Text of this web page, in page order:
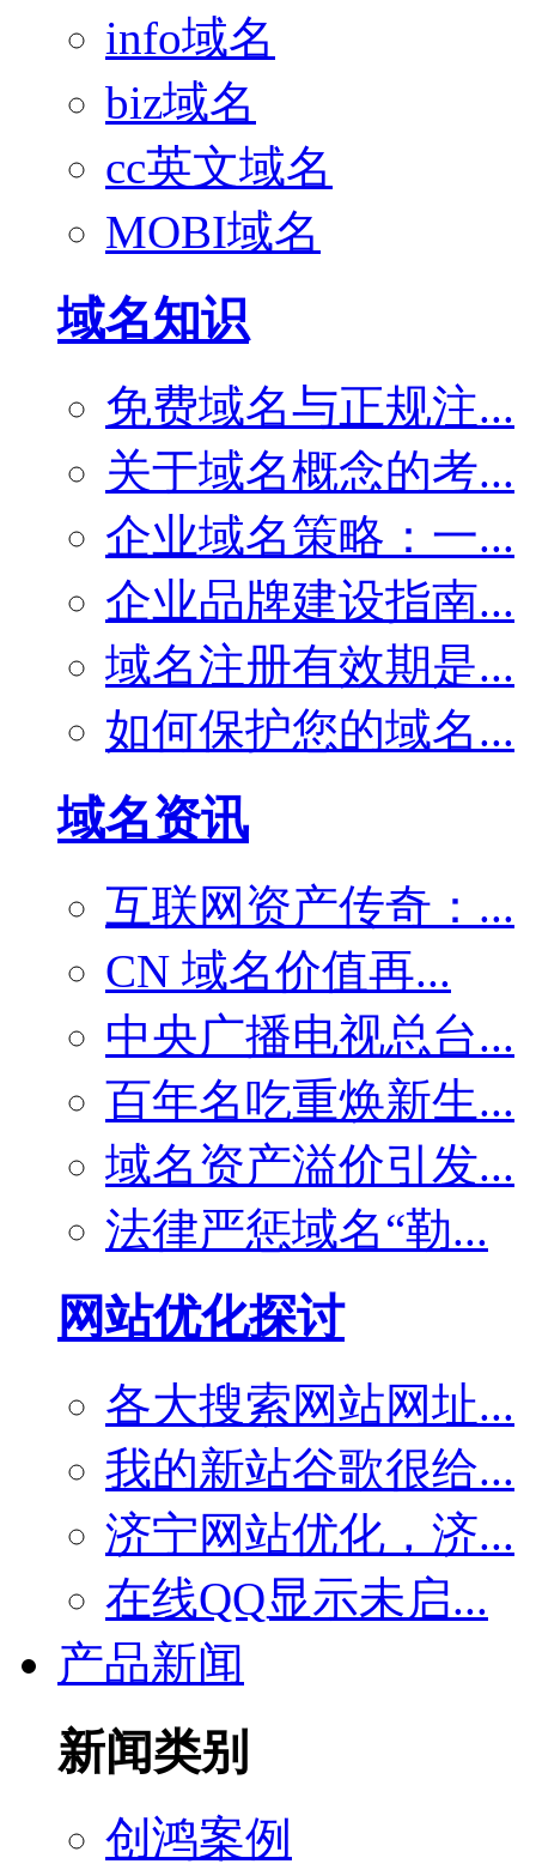
info域名
biz域名
cc英文域名
MOBI域名
域名知识
免费域名与正规注...
关于域名概念的考...
企业域名策略：一...
企业品牌建设指南...
域名注册有效期是...
如何保护您的域名...
域名资讯
互联网资产传奇：...
CN 域名价值再...
中央广播电视总台...
百年名吃重焕新生...
域名资产溢价引发...
法律严惩域名“勒...
网站优化探讨
各大搜索网站网址...
我的新站谷歌很给...
济宁网站优化，济...
在线QQ显示未启...
产品新闻
新闻类别
创鸿案例